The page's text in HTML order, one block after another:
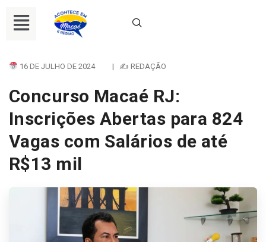
16 DE JULHO DE 2024 | ✍ REDAÇÃO
Concurso Macaé RJ:
Inscrições Abertas para 824
Vagas com Salários de até
R$13 mil